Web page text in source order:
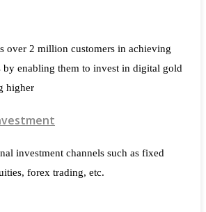
over 2 million customers in achieving
by enabling them to invest in digital gold
higher
investment channels such as fixed
forex trading, etc.